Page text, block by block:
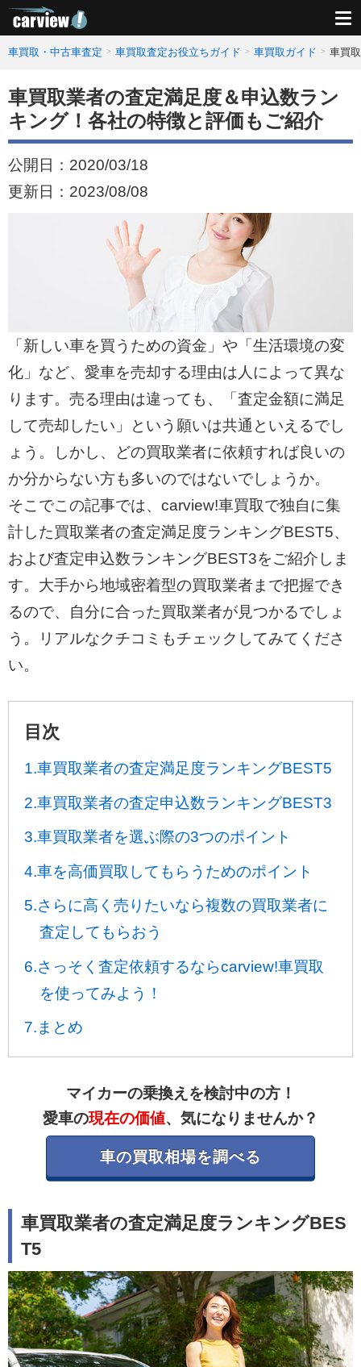
車買取・中古車査定 車買取査定お役立ちガイド 車買取ガイド 車買
車買取業者の査定満足度＆申込数ラン
キング！各社の特徴と評価もご紹介
公開日： 2020/03/18
更新日： 2023/08/08
「新しい車を買うための資金」や「生活環境の変
化」など、愛車を売却する理由は人によって異な
ります。売る理由は違っても、「査定金額に満足
して売却したい」という願いは共通といえるでし
ょう。しかし、どの買取業者に依頼すれば良いの
か分からない方も多いのではないでしょうか。
そこでこの記事では、carview!車買取で独自に集
計した買取業者の査定満足度ランキングBEST5、
および査定申込数ランキングBEST3をご紹介しま
す。大手から地域密着型の買取業者まで把握でき
るので、自分に合った買取業者が見つかるでしょ
う。リアルなクチコミもチェックしてみてくださ
い。
目次
1.車買取業者の査定満足度ランキングBEST5
2.車買取業者の査定申込数ランキングBEST3
3.車買取業者を選ぶ際の3つのポイント
4.車を高価買取してもらうためのポイント
5.さらに高く売りたいなら複数の買取業者に
査定してもらおう
6.さっそく査定依頼するならcarview!車買取
を使ってみよう！
7.まとめ
マイカーの乗換えを検討中の方！
愛車の現在の価値、気になりませんか？
車の買取相場を調べる
車買取業者の査定満足度ランキングBES
T5